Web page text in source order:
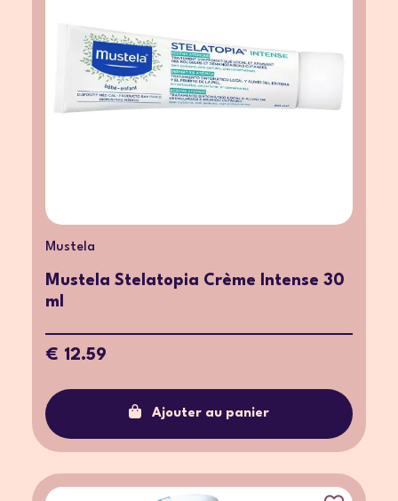
Mustela
Mustela Stelatopia Crème Intense 30
ml
€ 12.59
Ajouter au panier